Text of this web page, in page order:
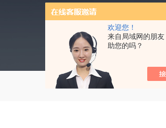
欢迎您！
来自局域网的朋
助您的吗？